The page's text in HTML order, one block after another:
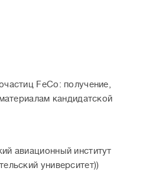
FeCo: получение,
кандидатской
авиационный институт
университет))